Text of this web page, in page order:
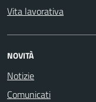
Vita lavorativa
NOVITÀ
Notizie
Comunicati